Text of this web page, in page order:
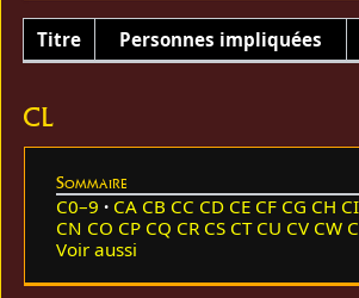
Titre Personnes impliquées
CL
Sommaire
C0–9 CA CB CC CD CE CF CG CH CI
CN CO CP CQ CR CS CT CU CV CW
Voir aussi